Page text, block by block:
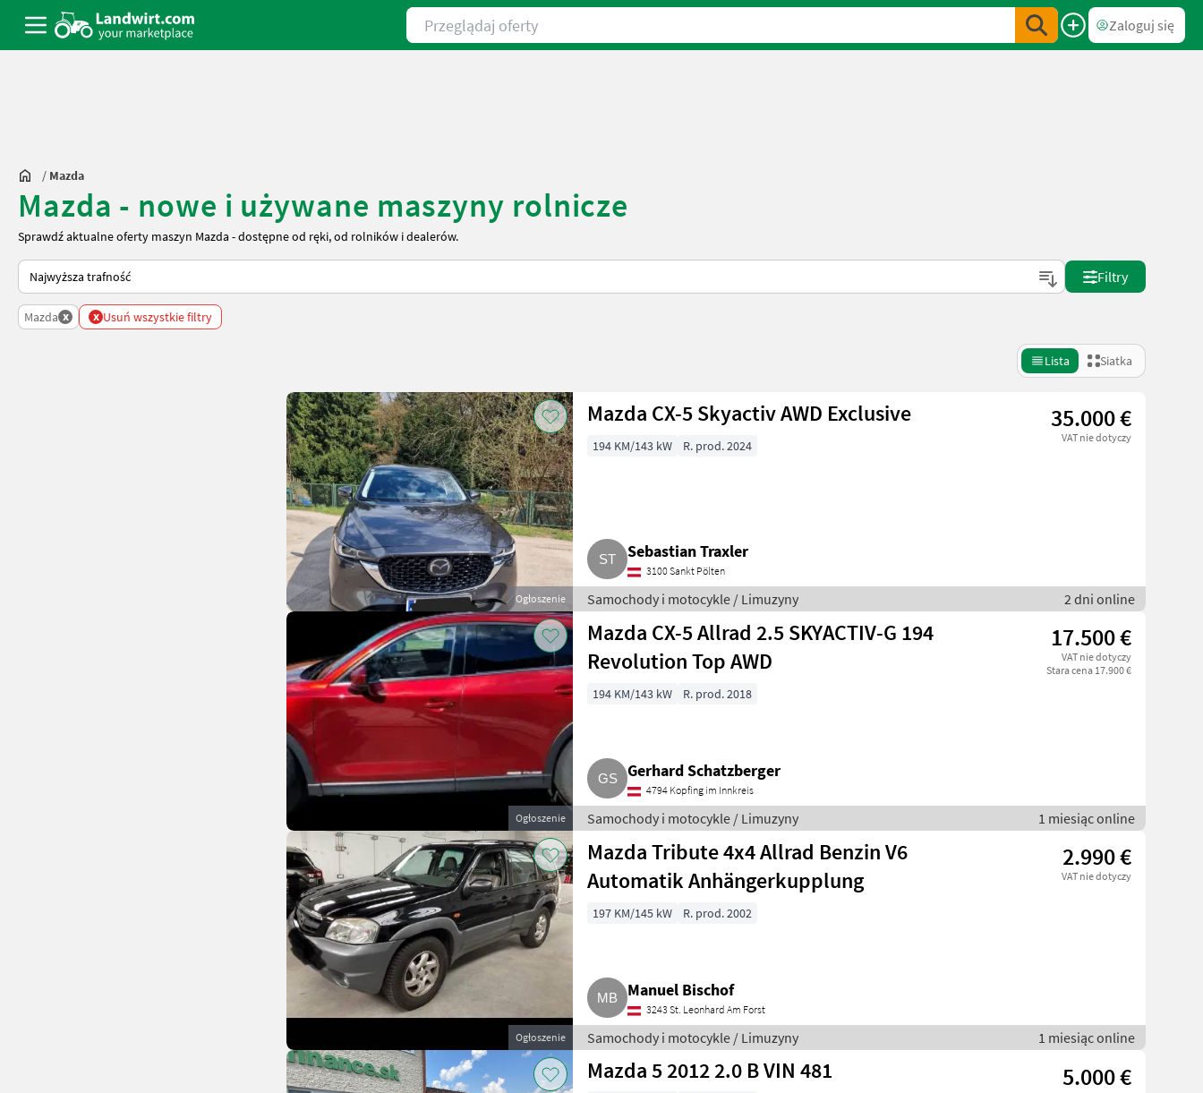
Przeglądaj oferty
Zaloguj się
/ Mazda
Mazda - nowe i używane maszyny rolnicze
Sprawdź aktualne oferty maszyn Mazda - dostępne od ręki, od rolników i dealerów.
Tak sortuje się na Landwirt.com
Filtry
Mazda x x Usuń wszystkie filtry
Lista Siatka
Ogłoszenie
Mazda CX-5 Skyactiv AWD Exclusive 35.000 €
VAT nie dotyczy
194 KM/143 kW R. prod. 2024
Sebastian Traxler
3100 Sankt Pölten
Samochody i motocykle / Limuzyny 2 dni online
Ogłoszenie
Mazda CX-5 Allrad 2.5 SKYACTIV-G 194
Revolution Top AWD
17.500 €
VAT nie dotyczy
Stara cena 17.900 €
194 KM/143 kW R. prod. 2018
Gerhard Schatzberger
4794 Kopfing im Innkreis
Samochody i motocykle / Limuzyny 1 miesiąc online
Ogłoszenie
Mazda Tribute 4x4 Allrad Benzin V6
Automatik Anhängerkupplung
2.990 €
VAT nie dotyczy
197 KM/145 kW R. prod. 2002
Manuel Bischof
3243 St. Leonhard Am Forst
Samochody i motocykle / Limuzyny 1 miesiąc online
Mazda 5 2012 2.0 B VIN 481 5.000 €